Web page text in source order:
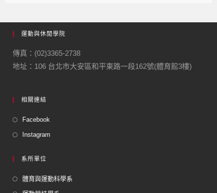
運動與休閒學院
傳真：(02)3365-2738
地址：106 台北市大安區和平東路一段162號(體育館3樓)
相關連結
Facebook
Instagram
系所單位
體育與運動科學系